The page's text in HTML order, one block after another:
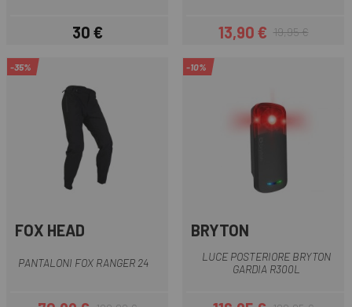
Prezzo
30 € Prezzo
13,90 €Prezzo base
19,95 €
-35%
FOX HEAD
PANTALONI FOX RANGER 24
-10%
BRYTON
LUCE POSTERIORE BRYTON
GARDIA R300L